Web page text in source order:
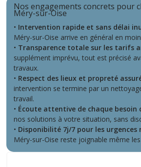
Nos engagements concrets pour
Méry-sur-Oise
• Intervention rapide et sans délai
Méry-sur-Oise arrive en général en
• Transparence totale sur les tarifs
supplément imprévu, tout est précisé
travaux.
• Respect des lieux et propreté
intervention se termine par un
travail.
• Écoute attentive de chaque besoin
nos solutions à votre situation, sans
• Disponibilité 7j/7 pour les urgences
Méry-sur-Oise reste joignable même